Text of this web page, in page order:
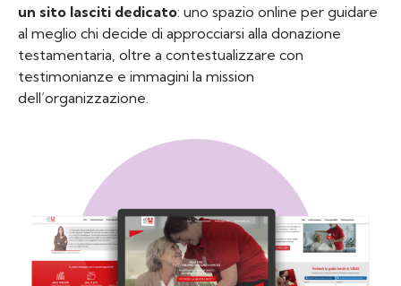
un sito lasciti dedicato: uno spazio online per guidare
al meglio chi decide di approcciarsi alla donazione
testamentaria, oltre a contestualizzare con
testimonianze e immagini la mission
dell’organizzazione.